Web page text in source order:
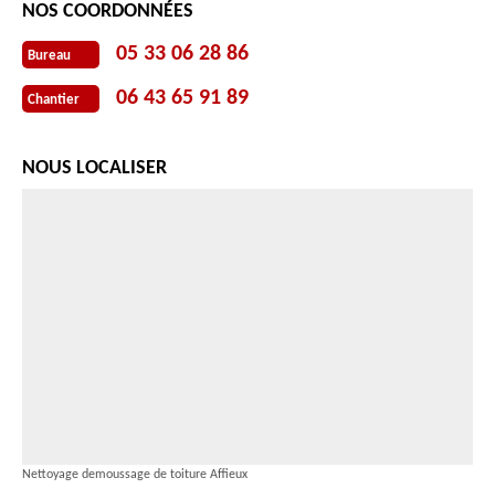
NOS COORDONNÉES
Bureau 05 33 06 28 86
Chantier 06 43 65 91 89
NOUS LOCALISER
Nettoyage demoussage de toiture Affieux